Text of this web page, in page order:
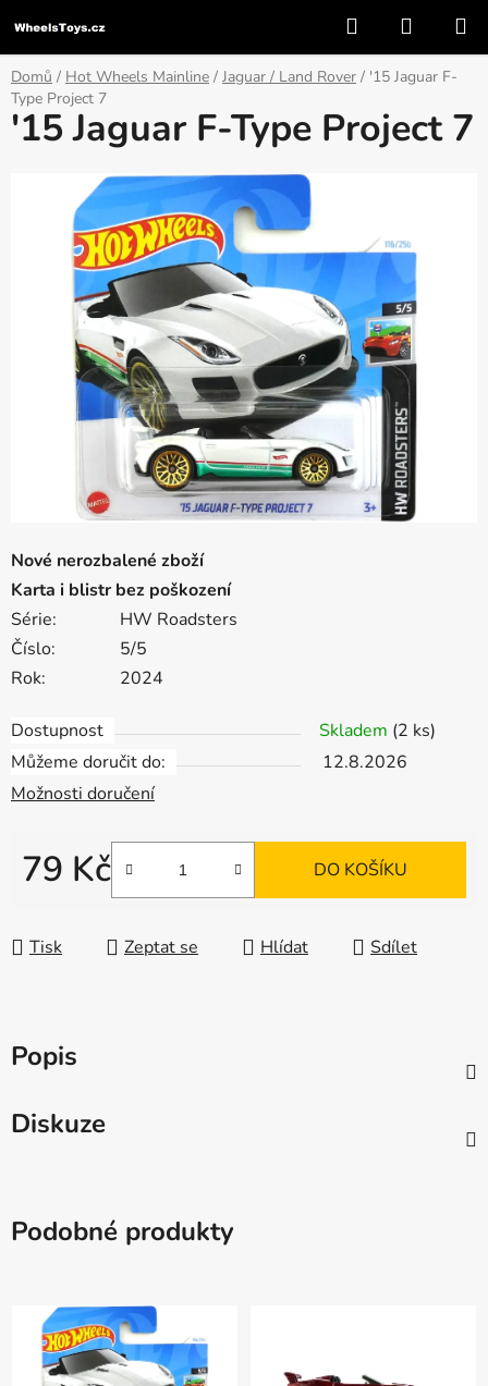
na
obsah
Hledat
KOŠÍK
Domů / Hot Wheels Mainline / Jaguar / Land Rover / '15 Jaguar F-
Type Project 7
Nové nerozbalené zboží
Karta i blistr bez poškození
Série:
HW Roadsters
Číslo:
5/5
Rok:
2024
Dostupnost Skladem (2 ks)
Můžeme doručit do:
12.8.2026
Možnosti doručení
79 Kč
Měrná cena:
DO KOŠÍKU
Tisk Zeptat se Hlídat Sdílet
'15 Jaguar F-Type Project 7
Popis
Diskuze
Podobné produkty